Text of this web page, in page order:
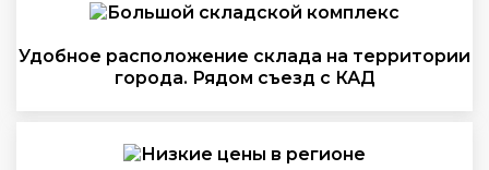
Удобное расположение склада на территории
города. Рядом съезд с КАД